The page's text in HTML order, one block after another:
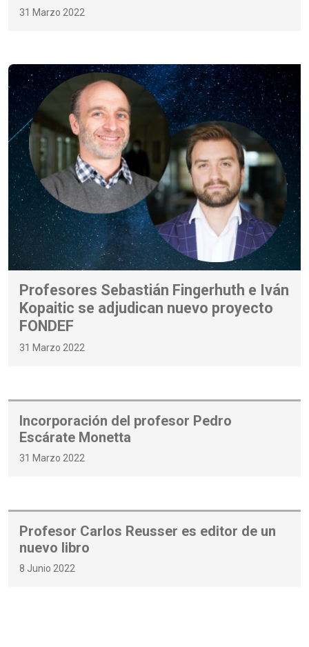
31 Marzo 2022
Profesores Sebastián Fingerhuth e Iván
Kopaitic se adjudican nuevo proyecto
FONDEF
31 Marzo 2022
Incorporación del profesor Pedro
Escárate Monetta
31 Marzo 2022
Profesor Carlos Reusser es editor de un
nuevo libro
8 Junio 2022